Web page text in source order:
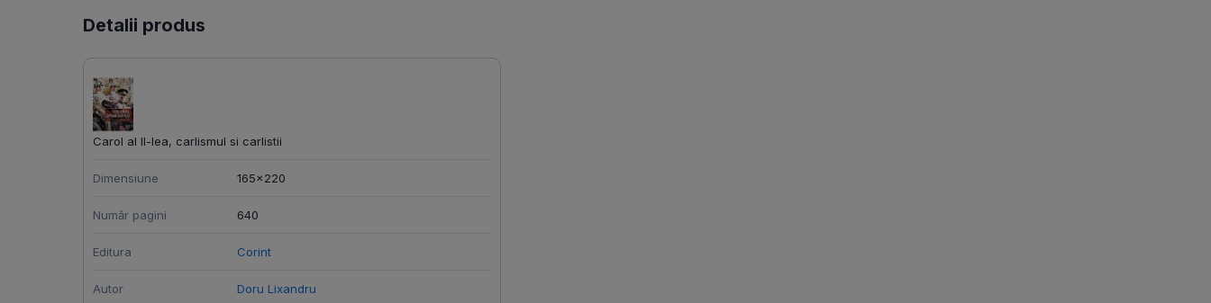
Detalii produs
Carol al II-lea, carlismul si carlistii
Dimensiune 165x220
Număr pagini 640
Editura Corint
Autor Doru Lixandru